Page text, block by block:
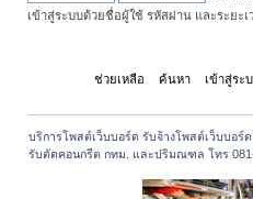
เข้าสู่ระบบด้วยชื่อผู้ใช้ รหัสผ่าน และระยะ
ช่วยเหลือ ค้นหา เข้าสู่ระ
บริการโพสต์เว็บบอร์ด รับจ้างโพสต์เว็บบอร์
รับตัดคอนกรีต กทม. และปริมณฑล โทร 081-